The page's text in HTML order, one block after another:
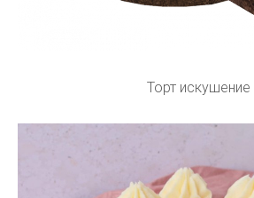
Торт искушение